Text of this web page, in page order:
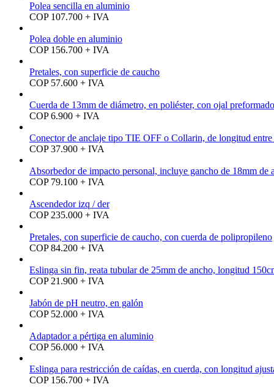
Polea sencilla en aluminio
COP 107.700 + IVA
Polea doble en aluminio
COP 156.700 + IVA
Pretales, con superficie de caucho
COP 57.600 + IVA
Cuerda de 13mm de diámetro, en poliéster, con ojal preformado
COP 6.900 + IVA
Conector de anclaje tipo TIE OFF o Collarin, de longitud entre
COP 37.900 + IVA
Absorbedor de impacto personal, incluye gancho de 18mm de
COP 79.100 + IVA
Ascendedor izq / der
COP 235.000 + IVA
Pretales, con superficie de caucho, con cuerda de polipropileno
COP 84.200 + IVA
Eslinga sin fin, reata tubular de 25mm de ancho, longitud
COP 21.900 + IVA
Jabón de pH neutro, en galón
COP 52.000 + IVA
Adaptador a pértiga en aluminio
COP 56.000 + IVA
Eslinga para restricción de caídas, en cuerda, con longitud
COP 156.700 + IVA